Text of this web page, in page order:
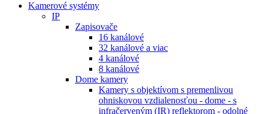
Kamerové systémy
IP
Zapisovače
16 kanálové
32 kanálové a viac
4 kanálové
8 kanálové
Dome kamery
Kamery s objektívom s premenlivou
ohniskovou vzdialenosťou - dome - s
infračerveným (IR) reflektorom - odolné